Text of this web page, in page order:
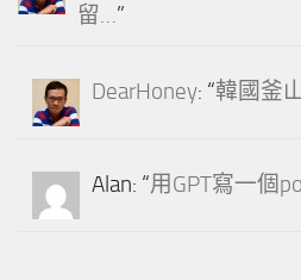
留…”
DearHoney: “韓國釜
Alan: “用GPT寫一個